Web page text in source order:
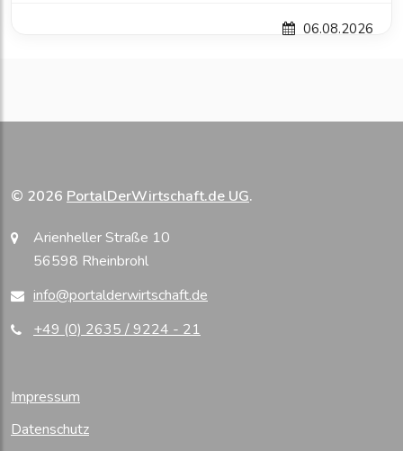
06.08.2026
© 2026 PortalDerWirtschaft.de UG.
Arienheller Straße 10
56598 Rheinbrohl
info@portalderwirtschaft.de
+49 (0) 2635 / 9224 - 21
Impressum
Datenschutz